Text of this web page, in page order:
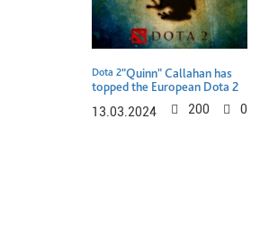
Dota 2"Quinn" Callahan has
topped the European Dota 2
13.03.2024
0
200